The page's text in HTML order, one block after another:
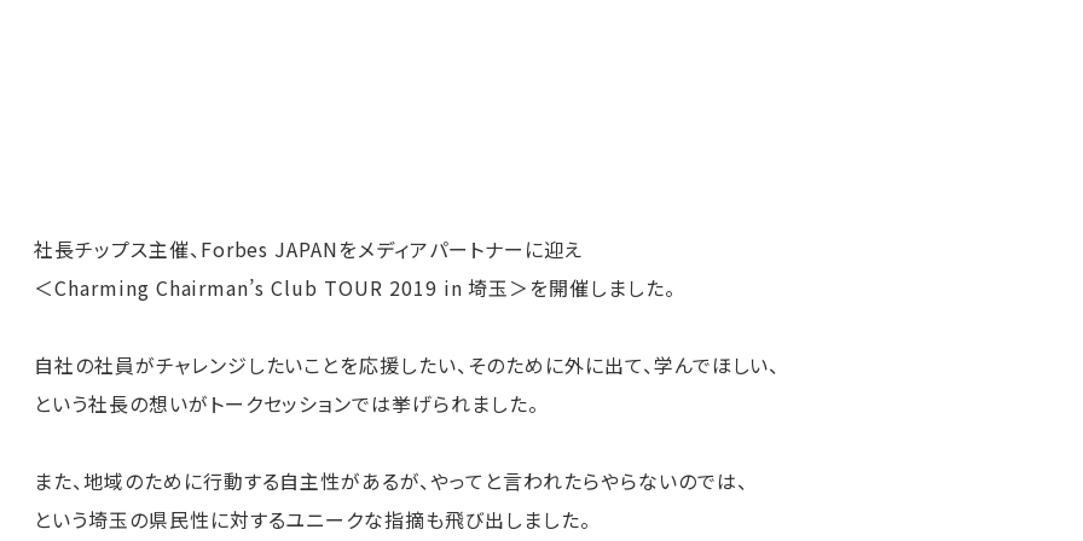
社長チップス主催、Forbes JAPANをメディアパートナーに迎え
＜Charming Chairman’s Club TOUR 2019 in 埼玉＞を開催しました。
自社の社員がチャレンジしたいことを応援したい、そのために外に出て、学んでほしい、
という社長の想いがトークセッションでは挙げられました。
また、地域のために行動する自主性があるが、やってと言われたらやらないのでは、
という埼玉の県民性に対するユニークな指摘も飛び出しました。